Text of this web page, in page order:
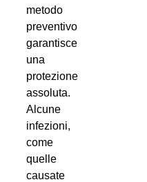
metodo
preventivo
garantisce
una
protezione
assoluta.
Alcune
infezioni,
come
quelle
causate